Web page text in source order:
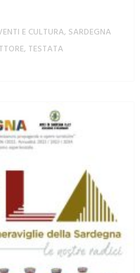
E CULTURA, SARDEGNA
, TESTATA